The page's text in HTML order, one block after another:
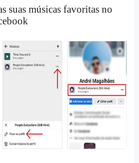
suas músicas favoritas no